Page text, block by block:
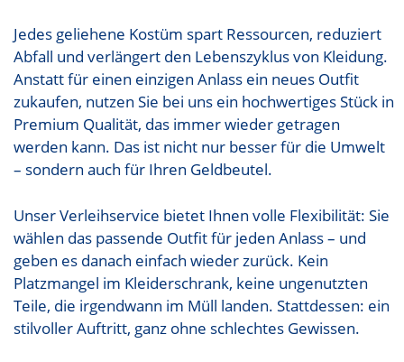
Jedes geliehene Kostüm spart Ressourcen, reduziert
Abfall und verlängert den Lebenszyklus von Kleidung.
Anstatt für einen einzigen Anlass ein neues Outfit
zukaufen, nutzen Sie bei uns ein hochwertiges Stück in
Premium Qualität, das immer wieder getragen
werden kann. Das ist nicht nur besser für die Umwelt
– sondern auch für Ihren Geldbeutel.
Unser Verleihservice bietet Ihnen volle Flexibilität: Sie
wählen das passende Outfit für jeden Anlass – und
geben es danach einfach wieder zurück. Kein
Platzmangel im Kleiderschrank, keine ungenutzten
Teile, die irgendwann im Müll landen. Stattdessen: ein
stilvoller Auftritt, ganz ohne schlechtes Gewissen.